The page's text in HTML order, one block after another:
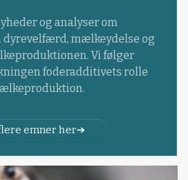
og analyser om
dyrevelfærd, mælkeydelse og
Vi følger
foderadditivets rolle
emner her